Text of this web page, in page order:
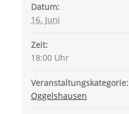
Datum:
16. Juni
Zeit:
18:00 Uhr
Veranstaltungskategorie:
Oggelshausen